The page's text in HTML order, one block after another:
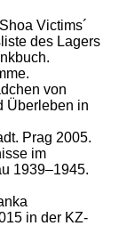
Victims´
des Lagers
von
Überleben in
Prag 2005.
im
1939–1945.
in der KZ-